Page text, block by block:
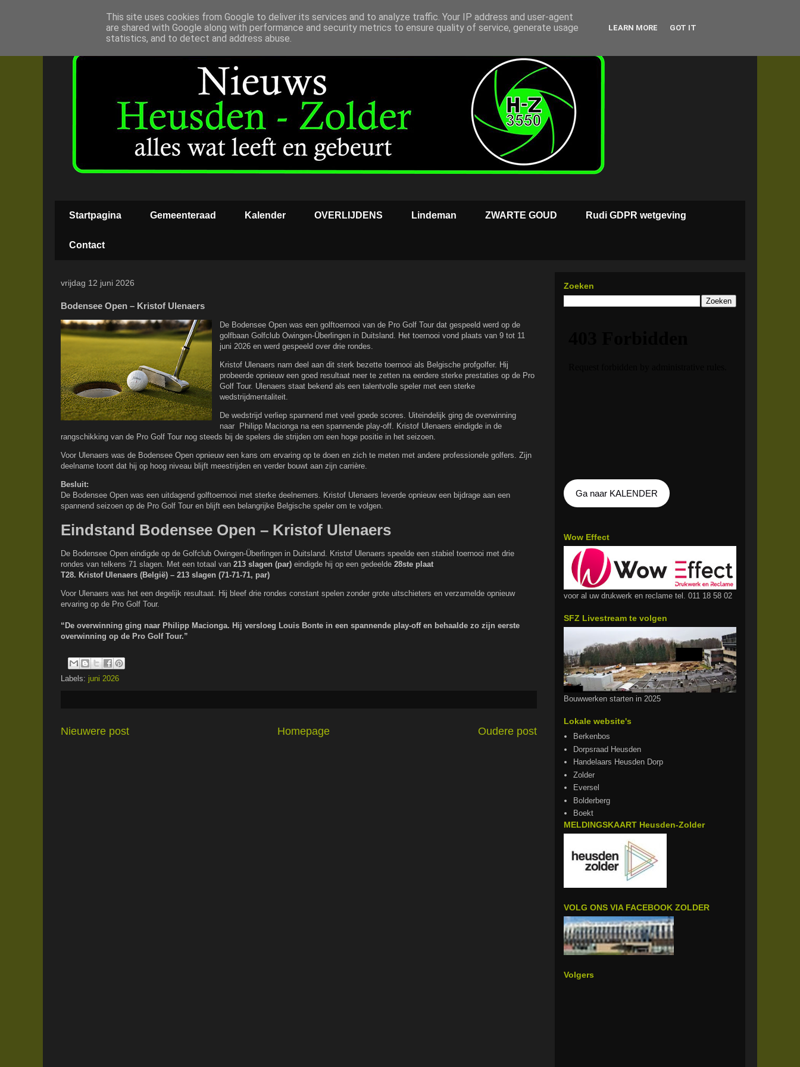
Startpagina Gemeenteraad Kalender OVERLIJDENS Lindeman ZWARTE GOUD Rudi GDPR wetgeving
Contact
vrijdag 12 juni 2026
Bodensee Open – Kristof Ulenaers
De Bodensee Open was een golftoernooi van de Pro Golf Tour dat gespeeld werd op de
golfbaan Golfclub Owingen-Überlingen in Duitsland. Het toernooi vond plaats van 9 tot 11
juni 2026 en werd gespeeld over drie rondes.
Kristof Ulenaers nam deel aan dit sterk bezette toernooi als Belgische profgolfer. Hij
probeerde opnieuw een goed resultaat neer te zetten na eerdere sterke prestaties op de Pro
Golf Tour. Ulenaers staat bekend als een talentvolle speler met een sterke
wedstrijdmentaliteit.
De wedstrijd verliep spannend met veel goede scores. Uiteindelijk ging de overwinning
naar Philipp Macionga na een spannende play-off. Kristof Ulenaers eindigde in de
rangschikking van de Pro Golf Tour nog steeds bij de spelers die strijden om een hoge positie in het seizoen.
Voor Ulenaers was de Bodensee Open opnieuw een kans om ervaring op te doen en zich te meten met andere professionele golfers. Zijn
deelname toont dat hij op hoog niveau blijft meestrijden en verder bouwt aan zijn carrière.
Besluit:
De Bodensee Open was een uitdagend golftoernooi met sterke deelnemers. Kristof Ulenaers leverde opnieuw een bijdrage aan een
spannend seizoen op de Pro Golf Tour en blijft een belangrijke Belgische speler om te volgen.
Eindstand Bodensee Open – Kristof Ulenaers
De Bodensee Open eindigde op de Golfclub Owingen-Überlingen in Duitsland. Kristof Ulenaers speelde een stabiel toernooi met drie
rondes van telkens 71 slagen. Met een totaal van 213 slagen (par) eindigde hij op een gedeelde 28ste plaat
T28. Kristof Ulenaers (België) – 213 slagen (71-71-71, par)
Voor Ulenaers was het een degelijk resultaat. Hij bleef drie rondes constant spelen zonder grote uitschieters en verzamelde opnieuw
ervaring op de Pro Golf Tour.
“De overwinning ging naar Philipp Macionga. Hij versloeg Louis Bonte in een spannende play-off en behaalde zo zijn eerste
overwinning op de Pro Golf Tour.”
Labels: juni 2026
Nieuwere post Oudere post
Homepage
Zoeken
Ga naar KALENDER
Wow Effect
voor al uw drukwerk en reclame tel. 011 18 58 02
SFZ Livestream te volgen
Bouwwerken starten in 2025
Lokale website's
Berkenbos
Dorpsraad Heusden
Handelaars Heusden Dorp
Zolder
Eversel
Bolderberg
Boekt
MELDINGSKAART Heusden-Zolder
VOLG ONS VIA FACEBOOK ZOLDER
Volgers
This site uses cookies from Google to deliver its services and to analyze traffic. Your IP address and user-agent
are shared with Google along with performance and security metrics to ensure quality of service, generate usage
statistics, and to detect and address abuse.
LEARN MORE GOT IT